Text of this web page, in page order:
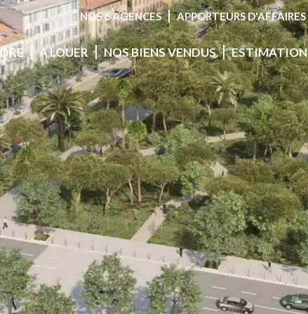
NOS 6 AGENCES APPORTEURS D'AFFAIRES
A LOUER NOS BIENS VENDUS ESTIMATION